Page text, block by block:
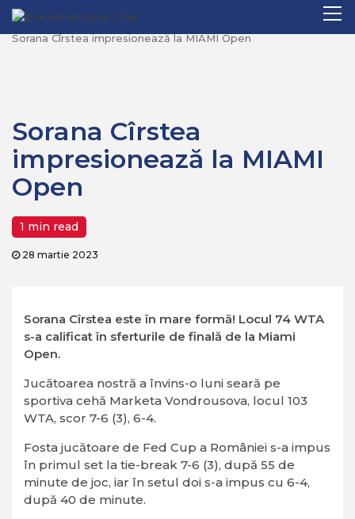
Mergi
conţinut.
Home
Sport
Sorana Cîrstea impresionează la MIAMI Open
Sorana Cîrstea
impresionează la MIAMI
Open
1 min read
28 martie 2023
Sorana Cîrstea este în mare formă! Locul 74 WTA
s-a calificat în sferturile de finală de la Miami
Open.
Jucătoarea nostră a învins-o luni seară pe
sportiva cehă Marketa Vondrousova, locul 103
WTA, scor 7-6 (3), 6-4.
Fosta jucătoare de Fed Cup a României s-a impus
în primul set la tie-break 7-6 (3), după 55 de
minute de joc, iar în setul doi s-a impus cu 6-4,
după 40 de minute.